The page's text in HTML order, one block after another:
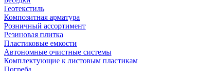
Геотекстиль
Композитная арматура
Розничный ассортимент
Резиновая плитка
Пластиковые емкости
Автономные очистные системы
Комплектующие к листовым пластикам
Погреба